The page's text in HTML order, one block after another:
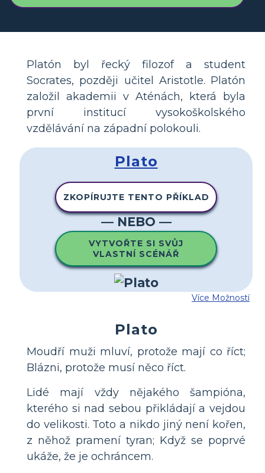
Platón byl řecký filozof a student
Socrates, později učitel Aristotle. Platón
založil akademii v Aténách, která byla
první institucí vysokoškolského
vzdělávání na západní polokouli.
Plato
ZKOPÍRUJTE TENTO PŘÍKLAD
— NEBO —
VYTVOŘTE SI SVŮJ
VLASTNÍ SCÉNÁŘ
Více Možností
Plato
Moudří muži mluví, protože mají co říct;
Blázni, protože musí něco říct.
Lidé mají vždy nějakého šampióna,
kterého si nad sebou přikládají a vejdou
do velikosti. Toto a nikdo jiný není kořen,
z něhož pramení tyran; Když se poprvé
ukáže, že je ochráncem.